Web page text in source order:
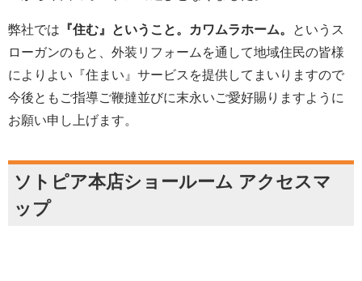
弊社では 『住む』ということ。カワムラホーム。
というス
ローガンのもと、外装リフォームを通して地域住民の皆様
によりよい『住まい』サービスを提供してまいりますので
今後ともご指導ご鞭撻並びに末永いご愛好賜りますように
お願い申し上げます。
ソトピア本店ショールーム アクセスマ
ップ